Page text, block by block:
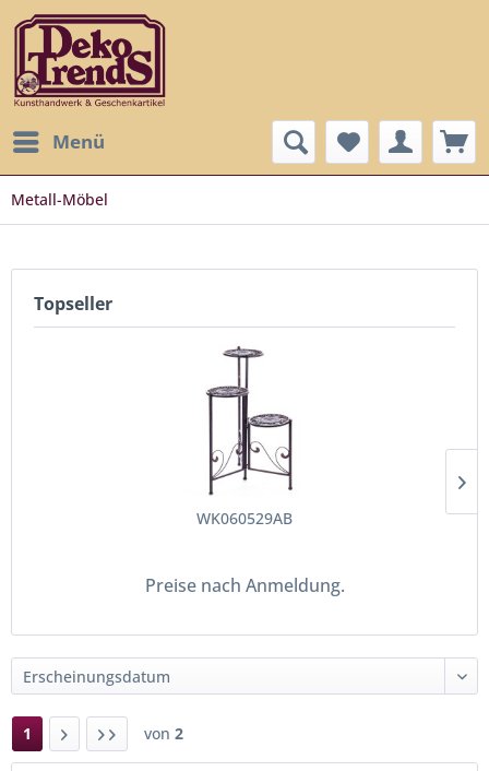
Menü
Metall-Möbel
Topseller
WK060529AB
Preise nach Anmeldung.
1 von 2